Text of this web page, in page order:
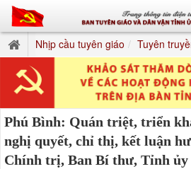
Nhịp cầu tuyên giáo Tuyên
Phú Bình: Quán triệt, triển
nghị quyết, chỉ thị, kết luận
Chính trị, Ban Bí thư, Tỉnh ủy